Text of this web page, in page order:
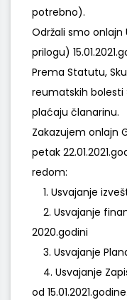
potrebno).
Održali smo onlajn
prilogu)
Prema Statutu,
reumatskih bolesti
plaćaju članarinu.
Zakazujem onlajn
petak
redom:
1. Usvajanje
2. Usvajanje
2020.godini
3. Usvajanje
4. Usvajanje
od 15.01.2021.godine.